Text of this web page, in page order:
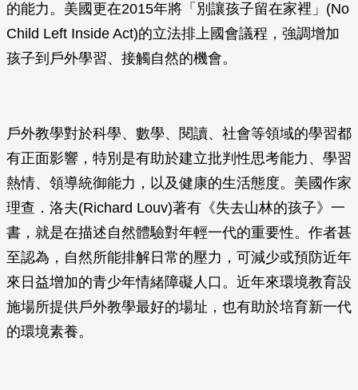
的能力。美國更在2015年將「別讓孩子留在家裡」(No
Child Left Inside Act)的立法排上國會議程，強調增加
孩子到戶外學習、接觸自然的機會。
戶外教學對於科學、數學、閱讀、社會等領域的學習都
有正面影響，特別是有助於建立批判性思考能力、學習
熱情、領導統御能力，以及健康的生活態度。美國作家
理查．洛夫(Richard Louv)著有《失去山林的孩子》一
書，就是在描述自然體驗對年輕一代的重要性。作者甚
至認為，自然所能排解日常的壓力，可減少或預防近年
來日益增加的青少年情緒障礙人口。近年來環境教育設
施場所提供戶外教學最好的場址，也有助於培育新一代
的環境素養。